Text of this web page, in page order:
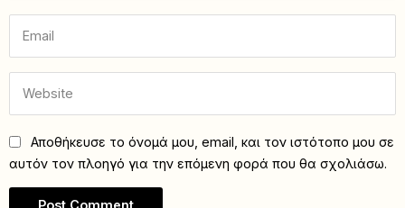
Αποθήκευσε το όνομά μου, email, και τον ιστότοπο μου σε
αυτόν τον πλοηγό για την επόμενη φορά που θα σχολιάσω.